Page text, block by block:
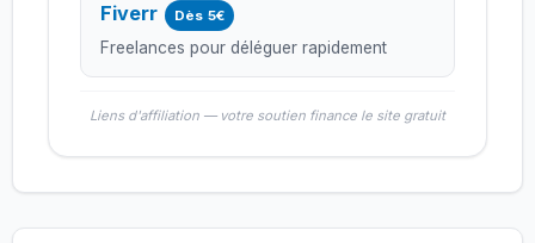
Fiverr Dès 5€
Freelances pour déléguer rapidement
Liens d'affiliation — votre soutien finance le site gratuit